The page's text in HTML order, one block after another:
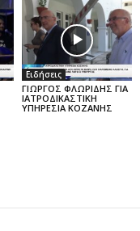
Ειδήσεις
ΓΙΩΡΓΟΣ ΦΛΩΡΙΔΗΣ ΓΙΑ
ΙΑΤΡΟΔΙΚΑΣΤΙΚΗ
ΥΠΗΡΕΣΙΑ ΚΟΖΑΝΗΣ